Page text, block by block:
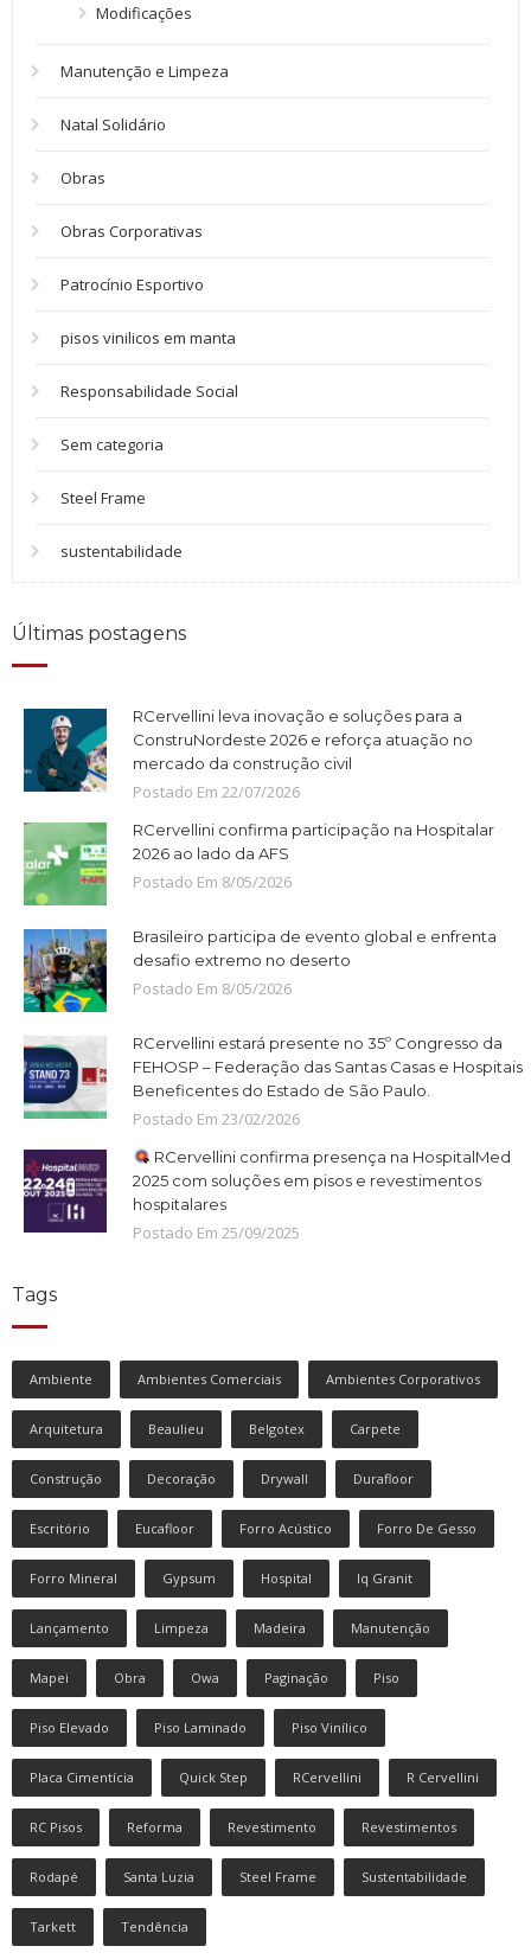
Modificações
Manutenção e Limpeza
Natal Solidário
Obras
Obras Corporativas
Patrocínio Esportivo
pisos vinilicos em manta
Responsabilidade Social
Sem categoria
Steel Frame
sustentabilidade
Últimas postagens
RCervellini leva inovação e soluções para a
ConstruNordeste 2026 e reforça atuação no
mercado da construção civil
Postado Em 22/07/2026
RCervellini confirma participação na Hospitalar
2026 ao lado da AFS
Postado Em 8/05/2026
Brasileiro participa de evento global e enfrenta
desafio extremo no deserto
Postado Em 8/05/2026
RCervellini estará presente no 35º Congresso da
FEHOSP – Federação das Santas Casas e Hospitais
Beneficentes do Estado de São Paulo.
Postado Em 23/02/2026
RCervellini confirma presença na HospitalMed
2025 com soluções em pisos e revestimentos
hospitalares
Postado Em 25/09/2025
Tags
Ambiente Ambientes Comerciais Ambientes Corporativos
Arquitetura Beaulieu Belgotex Carpete
Construção Decoração Drywall Durafloor
Escritório Eucafloor Forro Acústico Forro De Gesso
Forro Mineral Gypsum Hospital Iq Granit
Lançamento Limpeza Madeira Manutenção
Mapei Obra Owa Paginação Piso
Piso Elevado Piso Laminado Piso Vinílico
Placa Cimentícia Quick Step RCervellini R Cervellini
RC Pisos Reforma Revestimento Revestimentos
Rodapé Santa Luzia Steel Frame Sustentabilidade
Tarkett Tendência